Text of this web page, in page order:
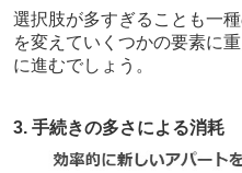
選択肢が多すぎることも一
を変えていくつかの要素に
に進むでしょう。
3. 手続きの多さによる消耗